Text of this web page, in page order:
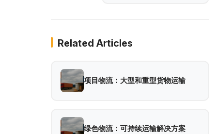
Related Articles
项目物流：大型和重型货物运输
绿色物流：可持续运输解决方案